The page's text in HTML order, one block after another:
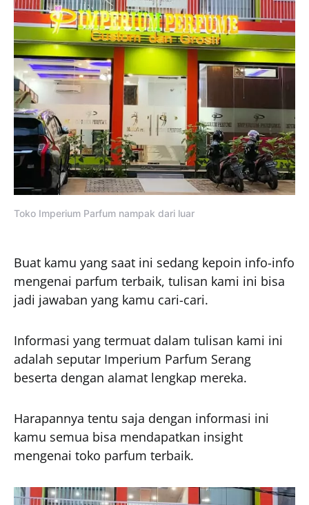
Toko Imperium Parfum nampak dari luar
Buat kamu yang saat ini sedang kepoin info-info
mengenai parfum terbaik, tulisan kami ini bisa
jadi jawaban yang kamu cari-cari.
Informasi yang termuat dalam tulisan kami ini
adalah seputar Imperium Parfum Serang
beserta dengan alamat lengkap mereka.
Harapannya tentu saja dengan informasi ini
kamu semua bisa mendapatkan insight
mengenai toko parfum terbaik.